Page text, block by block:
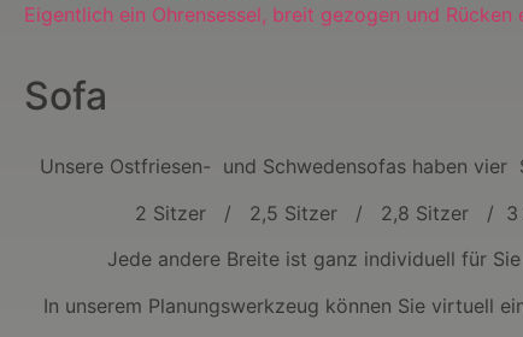
Eigentlich ein Ohrensessel, breit gezogen und Rücken
Sofa
Unsere Ostfriesen- und Schwedensofas haben vier
2 Sitzer / 2,5 Sitzer / 2,8 Sitzer / 3
Jede andere Breite ist ganz individuell für
In unserem Planungswerkzeug können Sie virtuell